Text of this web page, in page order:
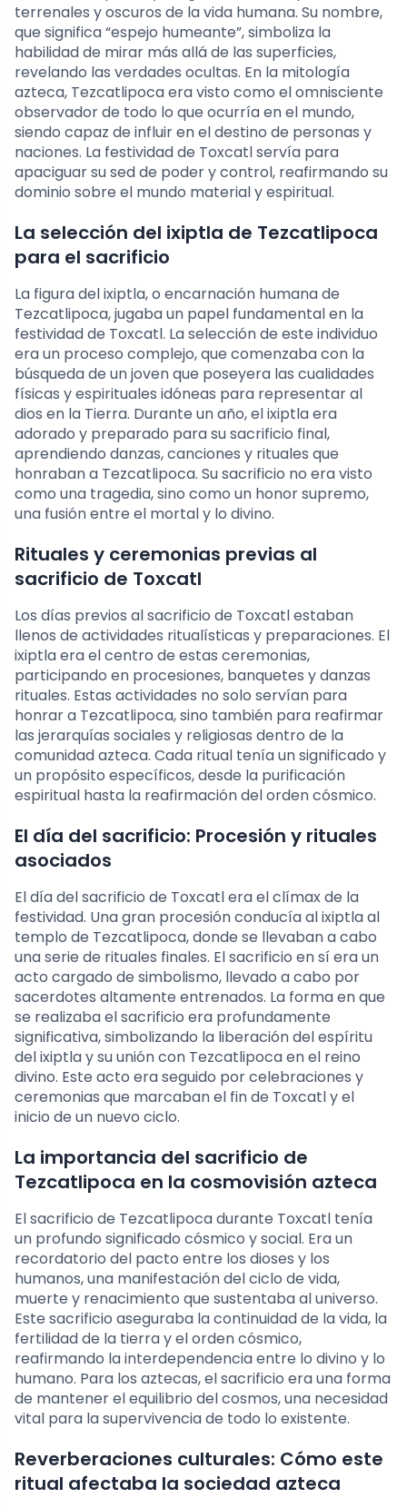
terrenales y oscuros de la vida humana. Su nombre,
que significa “espejo humeante”, simboliza la
habilidad de mirar más allá de las superficies,
revelando las verdades ocultas. En la mitología
azteca, Tezcatlipoca era visto como el omnisciente
observador de todo lo que ocurría en el mundo,
siendo capaz de influir en el destino de personas y
naciones. La festividad de Toxcatl servía para
apaciguar su sed de poder y control, reafirmando su
dominio sobre el mundo material y espiritual.
La selección del ixiptla de Tezcatlipoca
para el sacrificio
La figura del ixiptla, o encarnación humana de
Tezcatlipoca, jugaba un papel fundamental en la
festividad de Toxcatl. La selección de este individuo
era un proceso complejo, que comenzaba con la
búsqueda de un joven que poseyera las cualidades
físicas y espirituales idóneas para representar al
dios en la Tierra. Durante un año, el ixiptla era
adorado y preparado para su sacrificio final,
aprendiendo danzas, canciones y rituales que
honraban a Tezcatlipoca. Su sacrificio no era visto
como una tragedia, sino como un honor supremo,
una fusión entre el mortal y lo divino.
Rituales y ceremonias previas al
sacrificio de Toxcatl
Los días previos al sacrificio de Toxcatl estaban
llenos de actividades ritualísticas y preparaciones. El
ixiptla era el centro de estas ceremonias,
participando en procesiones, banquetes y danzas
rituales. Estas actividades no solo servían para
honrar a Tezcatlipoca, sino también para reafirmar
las jerarquías sociales y religiosas dentro de la
comunidad azteca. Cada ritual tenía un significado y
un propósito específicos, desde la purificación
espiritual hasta la reafirmación del orden cósmico.
El día del sacrificio: Procesión y rituales
asociados
El día del sacrificio de Toxcatl era el clímax de la
festividad. Una gran procesión conducía al ixiptla al
templo de Tezcatlipoca, donde se llevaban a cabo
una serie de rituales finales. El sacrificio en sí era un
acto cargado de simbolismo, llevado a cabo por
sacerdotes altamente entrenados. La forma en que
se realizaba el sacrificio era profundamente
significativa, simbolizando la liberación del espíritu
del ixiptla y su unión con Tezcatlipoca en el reino
divino. Este acto era seguido por celebraciones y
ceremonias que marcaban el fin de Toxcatl y el
inicio de un nuevo ciclo.
La importancia del sacrificio de
Tezcatlipoca en la cosmovisión azteca
El sacrificio de Tezcatlipoca durante Toxcatl tenía
un profundo significado cósmico y social. Era un
recordatorio del pacto entre los dioses y los
humanos, una manifestación del ciclo de vida,
muerte y renacimiento que sustentaba al universo.
Este sacrificio aseguraba la continuidad de la vida, la
fertilidad de la tierra y el orden cósmico,
reafirmando la interdependencia entre lo divino y lo
humano. Para los aztecas, el sacrificio era una forma
de mantener el equilibrio del cosmos, una necesidad
vital para la supervivencia de todo lo existente.
Reverberaciones culturales: Cómo este
ritual afectaba la sociedad azteca